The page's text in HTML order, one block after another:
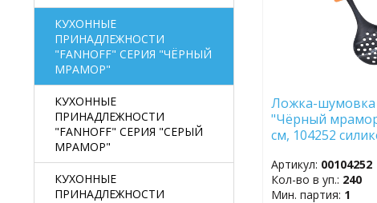
КУХОННЫЕ
ПРИНАДЛЕЖНОСТИ
"FANHOFF" СЕРИЯ "ЧЁРНЫЙ
МРАМОР"
КУХОННЫЕ
ПРИНАДЛЕЖНОСТИ
"FANHOFF" СЕРИЯ "СЕРЫЙ
МРАМОР"
КУХОННЫЕ
ПРИНАДЛЕЖНОСТИ
Ложка-шумовка
"Чёрный
см, 104252
Артикул: 00104252
Кол-во в уп.: 240
Мин. партия: 1